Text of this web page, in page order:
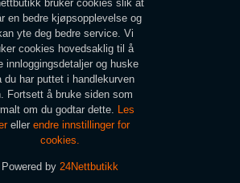
bruker cookies slik at
en bedre kjøpsopplevelse og
yte deg bedre service. Vi
cookies hovedsaklig til å
innloggingsdetaljer og huske
du har puttet i handlekurven
Fortsett å bruke siden som
om du godtar dette. Les
eller endre innstillinger for
cookies.
Powered by 24Nettbutikk